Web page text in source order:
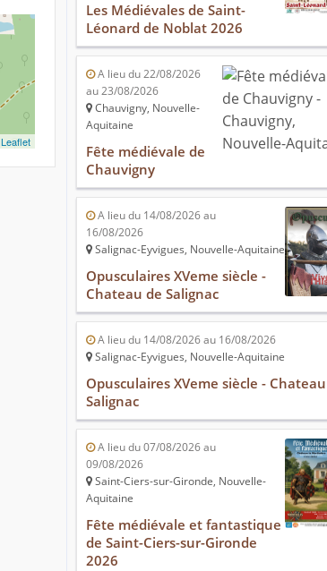
Leaflet
Les Médiévales de Saint-
Léonard de Noblat 2026
A lieu du 22/08/2026
au 23/08/2026
Chauvigny, Nouvelle-
Aquitaine
Fête médiévale de
Chauvigny
A lieu du 14/08/2026 au
16/08/2026
Salignac-Eyvigues, Nouvelle-Aquitaine
Opusculaires XVeme siècle -
Chateau de Salignac
A lieu du 14/08/2026 au 16/08/2026
Salignac-Eyvigues, Nouvelle-Aquitaine
Opusculaires XVeme siècle -
Salignac
A lieu du 07/08/2026 au
09/08/2026
Saint-Ciers-sur-Gironde, Nouvelle-
Aquitaine
Fête médiévale et fantastique
de Saint-Ciers-sur-Gironde
2026